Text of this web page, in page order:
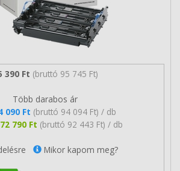
390 Ft (bruttó 95 745 Ft)
Több darabos ár
090 Ft (bruttó 94 094 Ft) / db
72 790 Ft (bruttó 92 443 Ft) / db
Mikor kapom meg?